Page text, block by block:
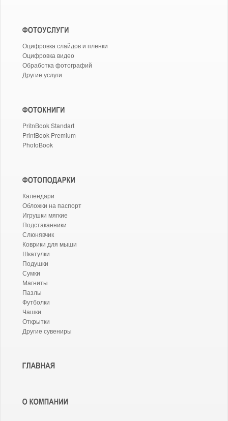
Оцифровка слайдов и пленки
Оцифровка видео
Обработка фотографий
Другие услуги
PritnBook Standart
PrintBook Premium
PhotoBook
Календари
Обложки на паспорт
Игрушки мягкие
Подстаканники
Слюнявчик
Коврики для мыши
Шкатулки
Подушки
Сумки
Магниты
Пазлы
Футболки
Чашки
Открытки
Другие сувениры